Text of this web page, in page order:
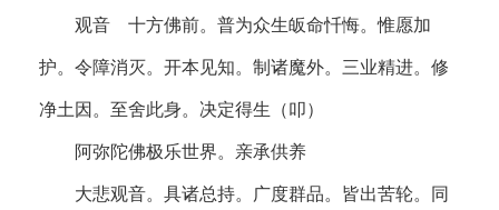
观音 十方佛前。普为众生皈命忏悔。惟愿加
护。令障消灭。开本见知。制诸魔外。三业精进。修
净土因。至舍此身。决定得生（叩）
阿弥陀佛极乐世界。亲承供养
大悲观音。具诸总持。广度群品。皆出苦轮。同